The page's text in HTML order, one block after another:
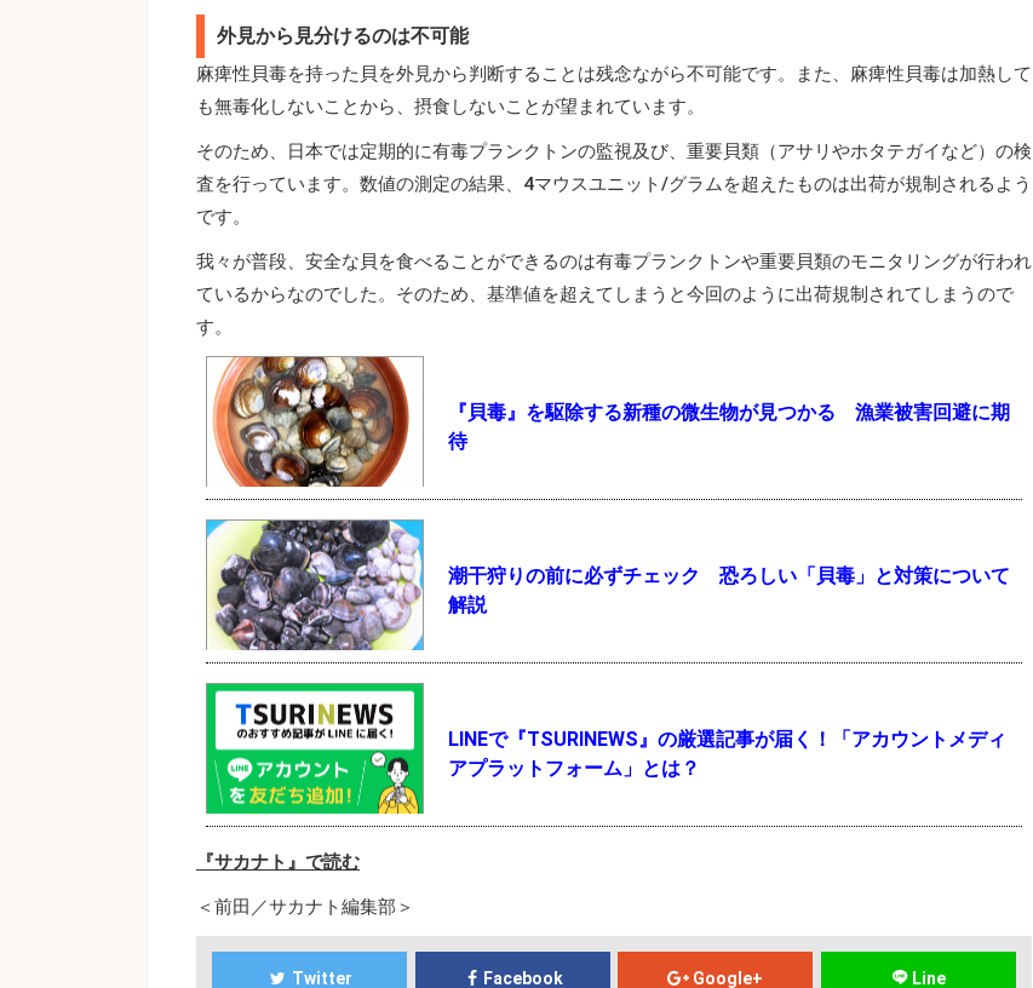
外見から見分けるのは不可能
麻痺性貝毒を持った貝を外見から判断することは残念ながら不可能です。また、麻痺性貝毒は加熱して
も無毒化しないことから、摂食しないことが望まれています。
そのため、日本では定期的に有毒プランクトンの監視及び、重要貝類（アサリやホタテガイなど）の検
査を行っています。数値の測定の結果、4マウスユニット/グラムを超えたものは出荷が規制されるよう
です。
我々が普段、安全な貝を食べることができるのは有毒プランクトンや重要貝類のモニタリングが行われ
ているからなのでした。そのため、基準値を超えてしまうと今回のように出荷規制されてしまうので
す。
『貝毒』を駆除する新種の微生物が見つかる 漁業被害回避に期
待
潮干狩りの前に必ずチェック 恐ろしい「貝毒」と対策について
解説
LINEで『TSURINEWS』の厳選記事が届く！「アカウントメディ
アプラットフォーム」とは？
『サカナト』で読む
＜前田／サカナト編集部＞
Twitter Facebook Google+ Line